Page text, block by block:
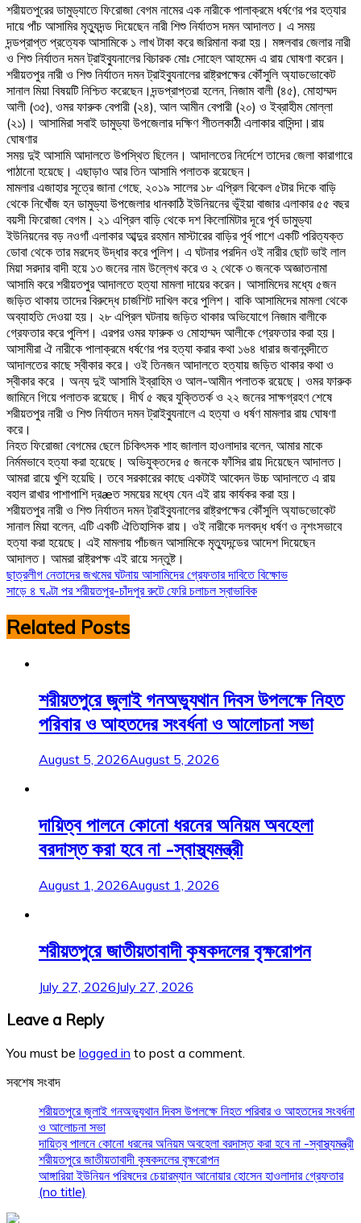
শরীয়তপুরের ডামুড্যাতে ফিরোজা বেগম নামের এক নারীকে পালাক্রমে ধর্ষণের পর হত্যার
দায়ে পাঁচ আসামির মৃত্যুদন্ড দিয়েছেন নারী শিশু নির্যাতস দমন আদালত। এ সময়
দন্ডপ্রাপ্ত প্রত্যেক আসামিকে ১ লাখ টাকা করে জরিমানা করা হয়। মঙ্গলবার জেলার নারী
ও শিশু নির্যাতন দমন ট্রাইব্যুনালের বিচারক মোঃ সোহেল আহমেদ এ রায় ঘোষণা করেন।
শরীয়তপুর নারী ও শিশু নির্যাতন দমন ট্রাইব্যুনালের রাষ্ট্রপক্ষের কৌঁসুলি অ্যাডভোকেট
সানাল মিয়া বিষয়টি নিশ্চিত করেছেন।দন্ডপ্রাপ্তরা হলেন, নিজাম বালী (৪৫), মোহাম্মদ
আলী (৩৫), ওমর ফারুক বেপারী (২৪), আল আমীন বেপারী (২০) ও ইব্রাহীম মোল্লা
(২১)। আসামিরা সবাই ডামুড্যা উপজেলার দক্ষিণ শীতলকাঠী এলাকার বাসিন্দা।রায়
ঘোষণার
সময় দুই আসামি আদালতে উপস্থিত ছিলেন। আদালতের নির্দেশে তাদের জেলা কারাগারে
পাঠানো হয়েছে। এছাড়াও আর তিন আসামি পলাতক রয়েছেন।
মামলার এজাহার সূত্রে জানা গেছে, ২০১৯ সালের ১৮ এপ্রিল বিকেল ৫টার দিকে বাড়ি
থেকে নিখোঁজ হন ডামুড্যা উপজেলার ধানকাঠি ইউনিয়নের ভূঁইয়া বাজার এলাকার ৫৫ বছর
বয়সী ফিরোজা বেগম। ২১ এপ্রিল বাড়ি থেকে দশ কিলোমিটার দূরে পূর্ব ডামুড্যা
ইউনিয়নের বড় নওগাঁ এলাকার আব্দুর রহমান মাস্টারের বাড়ির পূর্ব পাশে একটি পরিত্যক্ত
ডোবা থেকে তার মরদেহ উদ্ধার করে পুলিশ। এ ঘটনার পরদিন ওই নারীর ছোট ভাই লাল
মিয়া সরদার বাদী হয়ে ১৩ জনের নাম উল্লেখ করে ও ২ থেকে ৩ জনকে অজ্ঞাতনামা
আসামি করে শরীয়তপুর আদালতে হত্যা মামলা দায়ের করেন। আসামিদের মধ্যে ৫জন
জড়িত থাকায় তাদের বিরুদ্ধে চার্জশিট দাখিল করে পুলিশ। বাকি আসামিদের মামলা থেকে
অব্যাহতি দেওয়া হয়। ২৮ এপ্রিল ঘটনায় জড়িত থাকার অভিযোগে নিজাম বালীকে
গ্রেফতার করে পুলিশ। এরপর ওমর ফারুক ও মোহাম্মদ আলীকে গ্রেফতার করা হয়।
আসামীরা ঐ নারীকে পালাক্রমে ধর্ষণের পর হত্যা করার কথা ১৬৪ ধারার জবানবন্দীতে
আদালতের কাছে স্বীকার করে। ওই তিনজন আদালতে হত্যায় জড়িত থাকার কথা ও
স্বীকার করে । অন্য দুই আসামি ইব্রাহিম ও আল-আমীন পলাতক রয়েছে। ওমর ফারুক
জামিনে গিয়ে পলাতক রয়েছে। দীর্ঘ ৫ বছর যুক্তিতর্ক ও ২২ জনের সাক্ষগ্রহণ শেষে
শরীয়তপুর নারী ও শিশু নির্যাতন দমন ট্রাইব্যুনালে এ হত্যা ও ধর্ষণ মামলার রায় ঘোষণা
করে।
নিহত ফিরোজা বেগমের ছেলে চিকিৎসক শাহ জালাল হাওলাদার বলেন, আমার মাকে
নির্মমভাবে হত্যা করা হয়েছে। অভিযুক্তদের ৫ জনকে ফাঁসির রায় দিয়েছেন আদালত।
আমরা রায়ে খুশি হয়েছি। তবে সরকারের কাছে একটাই আবেদন উচ্চ আদালতে এ রায়
বহাল রাখার পাশাপাশি দ্রæত সময়ের মধ্যে যেন এই রায় কার্যকর করা হয়।
শরীয়তপুর নারী ও শিশু নির্যাতন দমন ট্রাইব্যুনালের রাষ্ট্রপক্ষের কৌঁসুলি অ্যাডভোকেট
সানাল মিয়া বলেন, এটি একটি ঐতিহাসিক রায়। ওই নারীকে দলবদ্ধ ধর্ষণ ও নৃশংসভাবে
হত্যা করা হয়েছে। এই মামলায় পাঁচজন আসামিকে মৃত্যুদন্ডের আদেশ দিয়েছেন
আদালত। আমরা রাষ্ট্রপক্ষ এই রায়ে সন্তুষ্ট।
Post
navigation
ছাত্রলীগ নেতাদের জখমের ঘটনায় আসামিদের গ্রেফতার দাবিতে বিক্ষোভ
সাড়ে ৪ ঘণ্টা পর শরীয়তপুর-চাঁদপুর রুটে ফেরি চলাচল স্বাভাবিক
Related Posts
শরীয়তপুরে জুলাই গনঅভ্যুথান দিবস উপলক্ষে নিহত
পরিবার ও আহতদের সংবর্ধনা ও আলোচনা সভা
August 5, 2026August 5, 2026
দায়িত্ব পালনে কোনো ধরনের অনিয়ম অবহেলা
বরদাস্ত করা হবে না -স্বাস্থ্যমন্ত্রী
August 1, 2026August 1, 2026
শরীয়তপুরে জাতীয়তাবাদী কৃষকদলের বৃক্ষরোপন
July 27, 2026July 27, 2026
Leave a Reply
You must be logged in to post a comment.
সবশেষ সংবাদ
শরীয়তপুরে জুলাই গনঅভ্যুথান দিবস উপলক্ষে নিহত পরিবার ও আহতদের সংবর্ধনা
ও আলোচনা সভা
দায়িত্ব পালনে কোনো ধরনের অনিয়ম অবহেলা বরদাস্ত করা হবে না -স্বাস্থ্যমন্ত্রী
শরীয়তপুরে জাতীয়তাবাদী কৃষকদলের বৃক্ষরোপন
আঙ্গারিয়া ইউনিয়ন পরিষদের চেয়ারম্যান আনোয়ার হোসেন হাওলাদার গ্রেফতার
(no title)